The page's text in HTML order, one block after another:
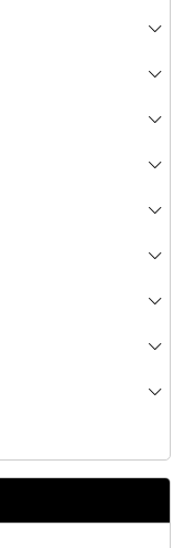
Vận Tải Minh